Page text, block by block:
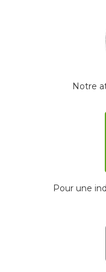
Notre
Pour une